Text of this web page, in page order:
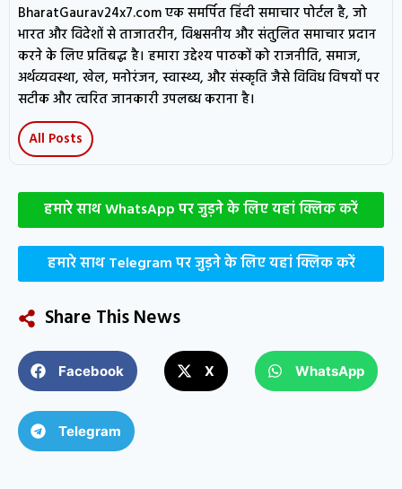
BharatGaurav24x7.com एक समर्पित हिंदी समाचार पोर्टल है, जो
भारत और विदेशों से ताजातरीन, विश्वसनीय और संतुलित समाचार प्रदान
करने के लिए प्रतिबद्ध है। हमारा उद्देश्य पाठकों को राजनीति, समाज,
अर्थव्यवस्था, खेल, मनोरंजन, स्वास्थ्य, और संस्कृति जैसे विविध विषयों पर
सटीक और त्वरित जानकारी उपलब्ध कराना है।
All Posts
हमारे साथ WhatsApp पर जुड़ने के लिए यहां क्लिक करें
हमारे साथ Telegram पर जुड़ने के लिए यहां क्लिक करें
Share This News
Facebook X WhatsApp
Telegram